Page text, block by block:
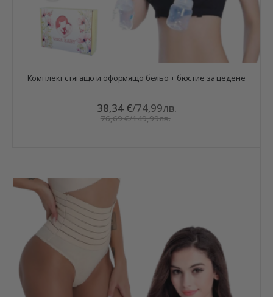
Комплект стягащо и оформящо бельо + бюстие за цедене
38,34 €/74,99лв.
76,69 €/149,99лв.